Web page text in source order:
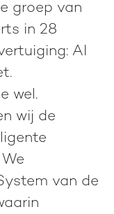
groep van
in 28
AI
wel.
wij de
van de